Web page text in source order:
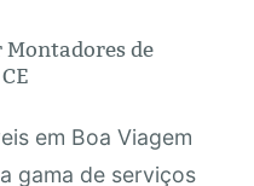
de
em Boa Viagem
gama de serviços